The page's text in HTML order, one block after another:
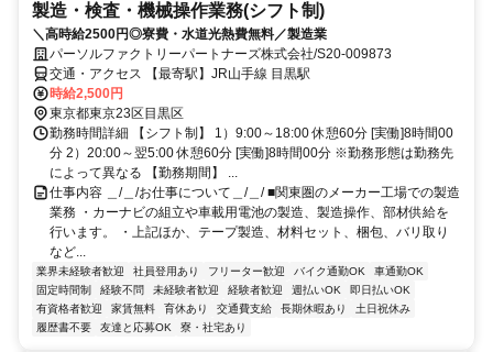
りかもめ線だと汐留駅（1分）、竹芝駅（4分）、日の出駅（5分）と
便利です！ ※駅近5分以内ですが、車通勤OKですしバイク通勤OKで
す！
製造・検査・機械操作業務(シフト制)
＼高時給2500円◎寮費・水道光熱費無料／製造業
パーソルファクトリーパートナーズ株式会社/S20-009873
交通・アクセス 【最寄駅】JR山手線 目黒駅
時給2,500円
東京都東京23区目黒区
勤務時間詳細 【シフト制】 1）9:00～18:00 休憩60分 [実働]8時間00
分 2）20:00～翌5:00 休憩60分 [実働]8時間00分 ※勤務形態は勤務先
によって異なる 【勤務期間】 ...
仕事内容 ＿/＿/お仕事について＿/＿/ ■関東圏のメーカー工場での製造
業務 ・カーナビの組立や車載用電池の製造、製造操作、部材供給を
行います。 ・上記ほか、テープ製造、材料セット、梱包、バリ取り
など...
業界未経験者歓迎 社員登用あり フリーター歓迎 バイク通勤OK
車通勤OK
固定時間制
経験不問 未経験者歓迎 経験者歓迎 週払いOK
即日払いOK
有資格者歓迎
家賃無料 育休あり 交通費支給 長期休暇あり
土日祝休み
履歴書不要
友達と応募OK 寮・社宅あり